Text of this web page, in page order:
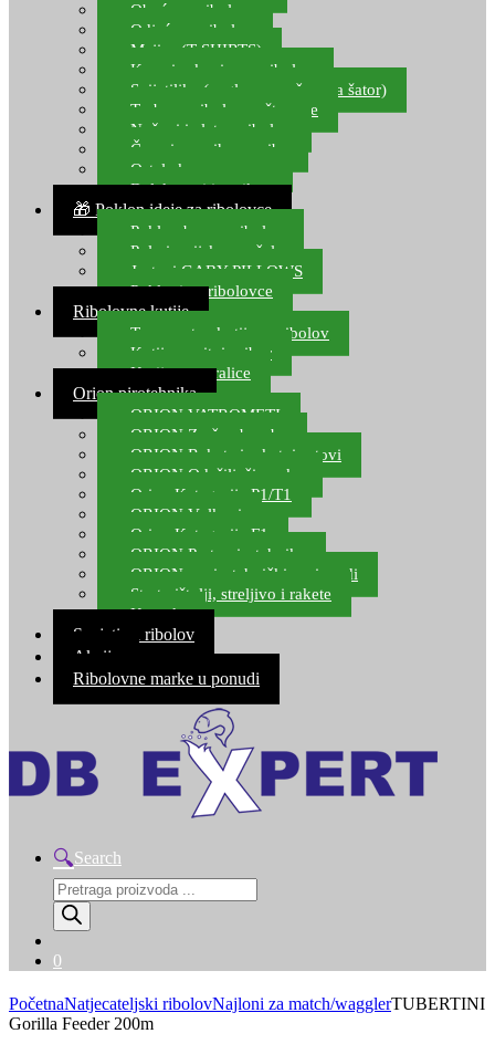
Obuća za ribolov
Odjeća za ribolov
Majice (T-SHIRTS)
Kape i rukavice za ribolov
Svijetiljke (naglavne, ručne, za šator)
Torbe za ribolovne štapove
Noževi i alat za ribolov
Čamci za prihranu ribe
Ostala kamp oprema
Dalekozori i optika
🎁 Poklon ideje za ribolovce
Poklon bon za ribolov
Polarizacijske naočale
Jastuci GABY PILLOWS
Pokloni za ribolovce
Ribolovne kutije
Transportne kutije za ribolov
Kutije za sitni pribor
Kutije za varalice
Orion pirotehnika
ORION VATROMETI
ORION Zračne bombe
ORION Rakete i raketni setovi
ORION Odašiljači zvuka
Orion Kategorija P1/T1
ORION Vulkani
Orion Kategorija F1
ORION Party pirotehnika
ORION nepirotehnički proizvodi
Start pištolji, streljivo i rakete
Kontakt
Savjeti za ribolov
Akcija
Ribolovne marke u ponudi
Search
Products
search
0
PočetnaNatjecateljski ribolovNajloni za match/wagglerTUBERTINI
Gorilla Feeder 200m